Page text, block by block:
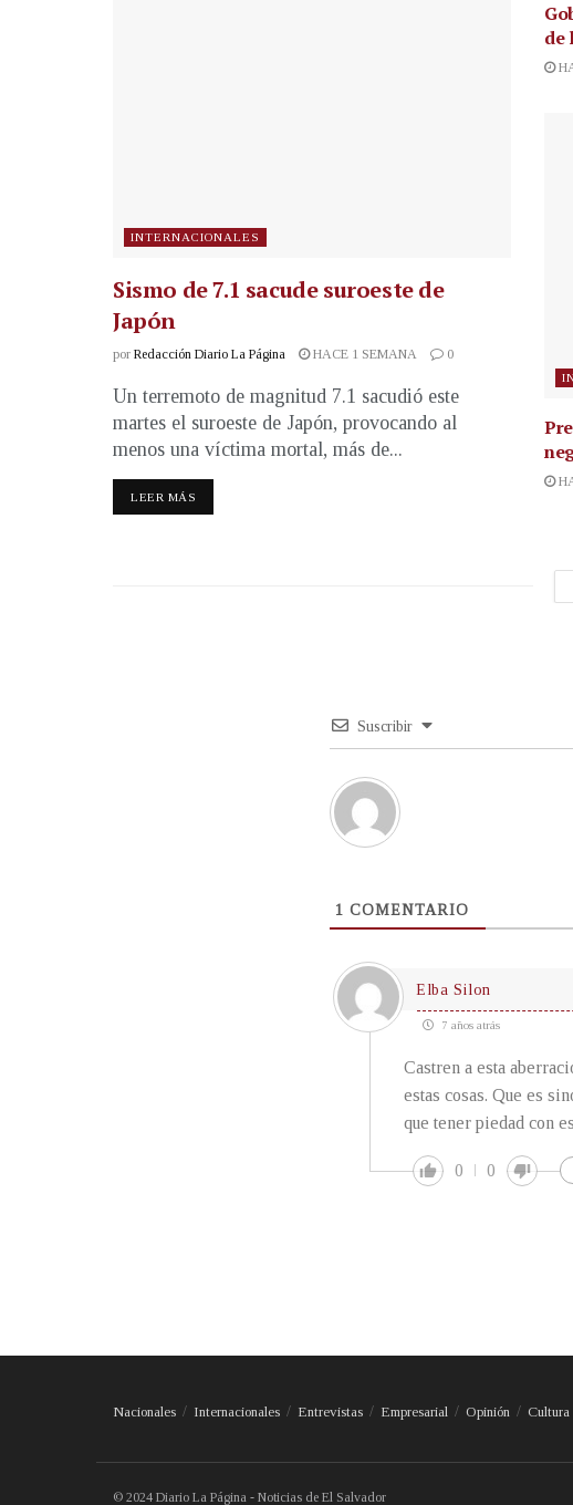
INTERNACIONALES
Sismo de 7.1 sacude suroeste de
Japón
por Redacción Diario La Página HACE 1 SEMANA 0
Un terremoto de magnitud 7.1 sacudió este
martes el suroeste de Japón, provocando al
menos una víctima mortal, más de...
LEER MÁS
de
Suscribir
1 COMENTARIO
Elba Silon
7 años atrás
Castren a esta
estas cosas. Que es
que tener piedad con
0 0
Nacionales Internacionales Entrevistas Empresarial Opinión Cultura
© 2024 Diario La Página - Noticias de El Salvador